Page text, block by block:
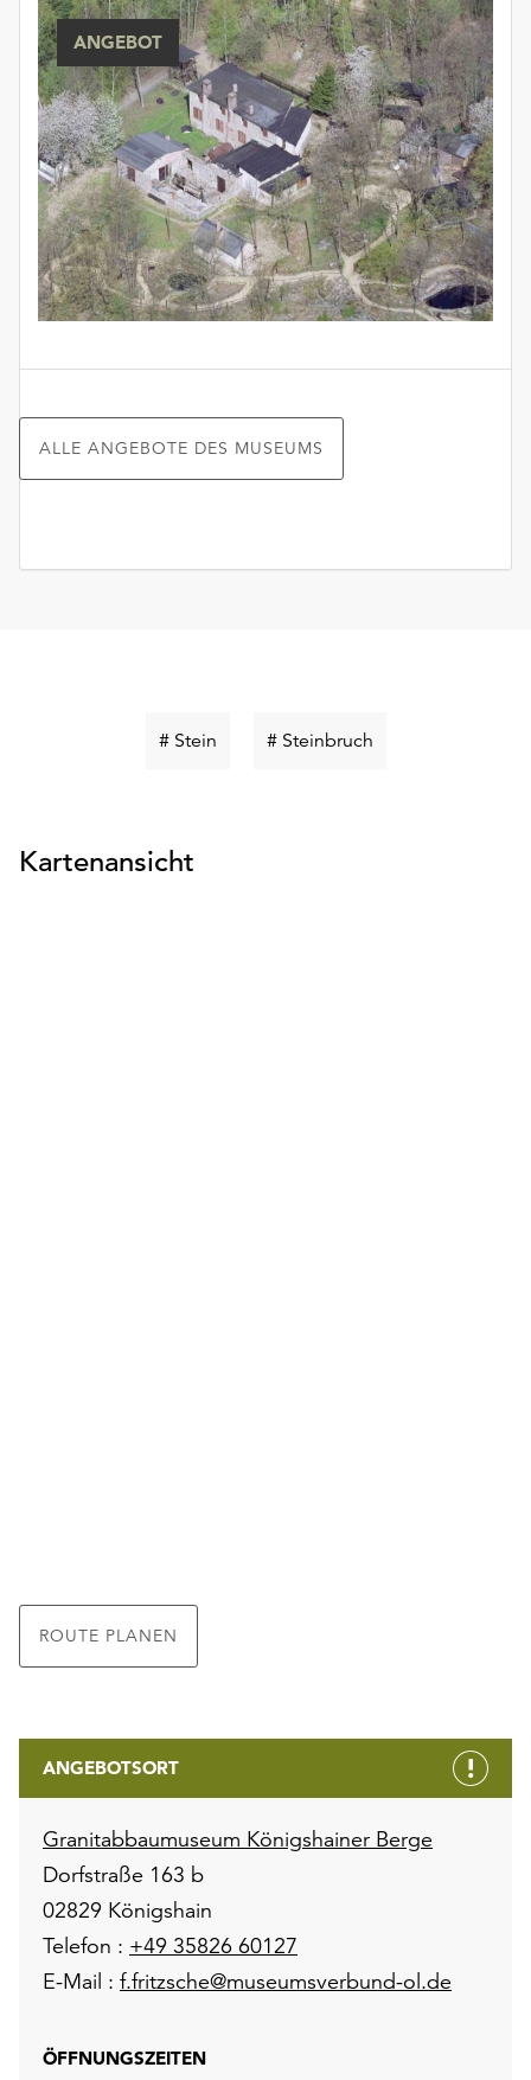
ANGEBOT
ALLE ANGEBOTE DES MUSEUMS
# SteinSchlüsselwort
# SteinbruchSchlüsselwort
Kartenansicht
ROUTE PLANEN
ANGEBOTSORT
Granitabbaumuseum Königshainer Berge
Dorfstraße 163 b
02829 Königshain
Telefon : +49 35826 60127
E-Mail : f.fritzsche@museumsverbund-ol.de
ÖFFNUNGSZEITEN